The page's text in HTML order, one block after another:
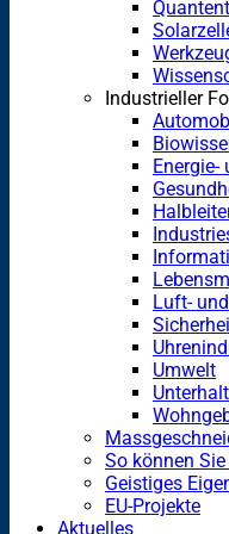
Industrieller
Energie-
Luft-
Umwelt
So können
Geistiges
EU-Projekte
Aktuelles